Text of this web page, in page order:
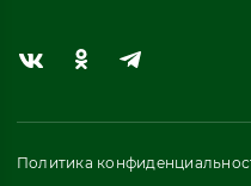
Политика